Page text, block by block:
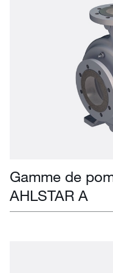
Gamme de
AHLSTAR A